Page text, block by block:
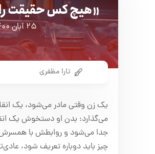
«هیچ کس حقیقت
۲۵ آبان ۱۴۰۰
تارا مظفری
یک زن وقتی مادر می‌شود، یک
می‌گذارد: بدن او دستخوش یک
جدا می‌شود و روابطش با
چیز باید دوباره تعریف شود،